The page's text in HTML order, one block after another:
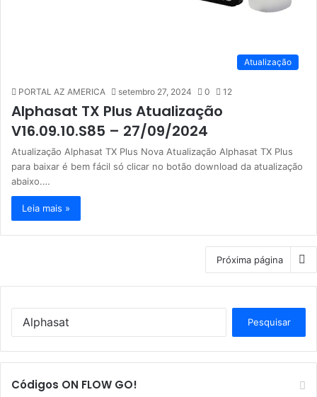
Atualização
PORTAL AZ AMERICA setembro 27, 2024 0 12
Alphasat TX Plus Atualização
V16.09.10.S85 – 27/09/2024
Atualização Alphasat TX Plus Nova Atualização Alphasat TX Plus
para baixar é bem fácil só clicar no botão download da atualização
abaixo.…
Leia mais »
Próxima página
Códigos ON FLOW GO!